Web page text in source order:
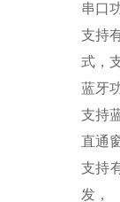
串口
支持
式，
蓝牙
支持
直通
支持
发，